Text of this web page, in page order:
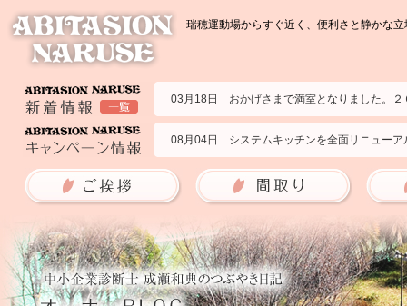
瑞穂運動場からすぐ近く、便利さと静かな
07月23日 2部屋募集いたします。２０２６年
03月18日 おかげさまで満室となりました。２
02月09日 ２０１号室の募集です。２０２５年
09月09日 ブランチアベニューのサイトに掲載
08月04日 システムキッチンを全面リニューア
06月10日 アビタシオンナルセの耐震強度を診